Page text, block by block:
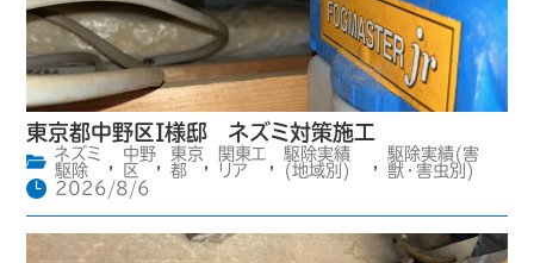
東京都中野区I様邸 ネズミ対策施工
ネズミ
駆除
,
中野
区
,
東京
都
,
関東エ
リア
,
駆除実績
(地域別)
,
駆除実績(害
獣・害虫別)
2026/8/6